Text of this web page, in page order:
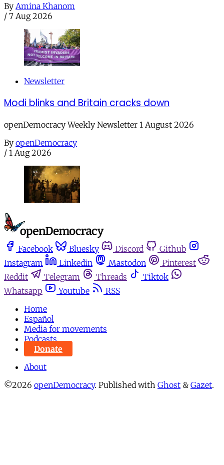
By Amina Khanom
/ 7 Aug 2026
Newsletter
Modi blinks and Britain cracks down
openDemocracy Weekly Newsletter 1 August 2026
By openDemocracy
/ 1 Aug 2026
Facebook Bluesky Discord
Github
Instagram
Linkedin Mastodon
Pinterest
Reddit
Telegram Threads
Tiktok
Whatsapp
Youtube
RSS
Home
Español
Media for movements
Podcasts
Donate
About
©2026 openDemocracy. Published with Ghost & Gazet.